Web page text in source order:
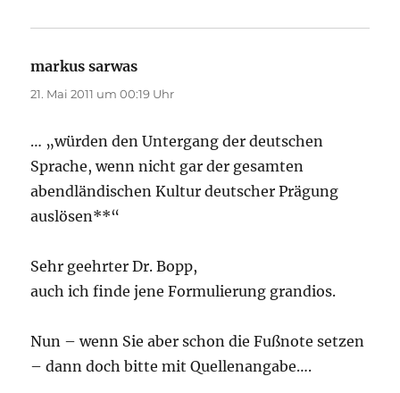
markus sarwas
21. Mai 2011 um 00:19 Uhr
… „würden den Untergang der deutschen
Sprache, wenn nicht gar der gesamten
abendländischen Kultur deutscher Prägung
auslösen**“
Sehr geehrter Dr. Bopp,
auch ich finde jene Formulierung grandios.
Nun – wenn Sie aber schon die Fußnote setzen
– dann doch bitte mit Quellenangabe….